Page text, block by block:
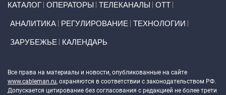
КАТАЛОГ ОПЕРАТОРЫ ТЕЛЕКАНАЛЫ ОТТ
АНАЛИТИКА РЕГУЛИРОВАНИЕ ТЕХНОЛОГИИ
ЗАРУБЕЖЬЕ КАЛЕНДАРЬ
Все права на материалы и новости, опубликованные на сайте
www.cableman.ru, охраняются в соответствии с законодательством РФ.
Допускается цитирование без согласования с редакцией не более трети